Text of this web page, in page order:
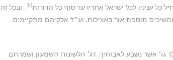
כל עניניו לכל ישראל אחריו עד סוף כל הדורות30. ובכל זה
תוספת אור באצילות, וע״ד אלקיהם מתקיימים
אשר נשבע לאבותיך. דג׳ הלשונות תשמעון ושמרתם